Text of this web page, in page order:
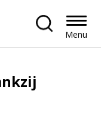
Menu